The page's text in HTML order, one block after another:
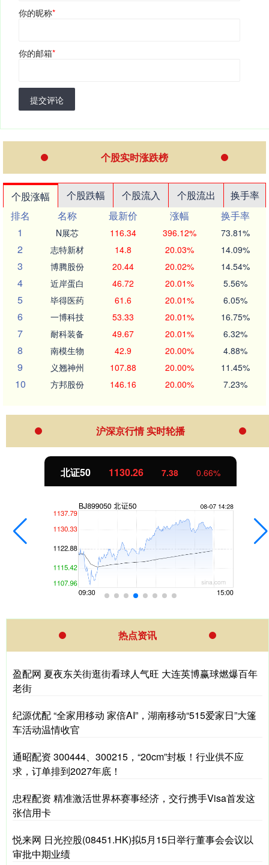
你的昵称*
你的邮箱*
提交评论
个股实时涨跌榜
个股涨幅 个股跌幅 个股流入 个股流出
换手率
排名
名称 最新价 涨幅
换手率
1
N展芯 116.34 396.12% 73.81%
2 志特新材 14.8 20.03% 14.09%
3 博腾股份 20.44 20.02% 14.54%
4 近岸蛋白 46.72 20.01% 5.56%
5 毕得医药 61.6 20.01% 6.05%
6 一博科技 53.33 20.01% 16.75%
7 耐科装备 49.67 20.01% 6.32%
8 南模生物 42.9 20.00% 4.88%
9 义翘神州 107.88 20.00% 11.45%
10 方邦股份 146.16 20.00% 7.23%
沪深京行情 实时轮播
北证50 1130.26 7.38 0.66%
热点资讯
盈配网 夏夜东关街逛街看球人气旺 大连英博赢球燃爆百年
老街
纪源优配 “全家用移动 家倍AI”，湖南移动“515爱家日”大篷
车活动温情收官
通昭配资 300444、300215，“20cm”封板！行业供不应
求，订单排到2027年底！
忠程配资 精准激活世界杯赛事经济，交行携手Visa首发这
张信用卡
悦来网 日光控股(08451.HK)拟5月15日举行董事会会议以
审批中期业绩